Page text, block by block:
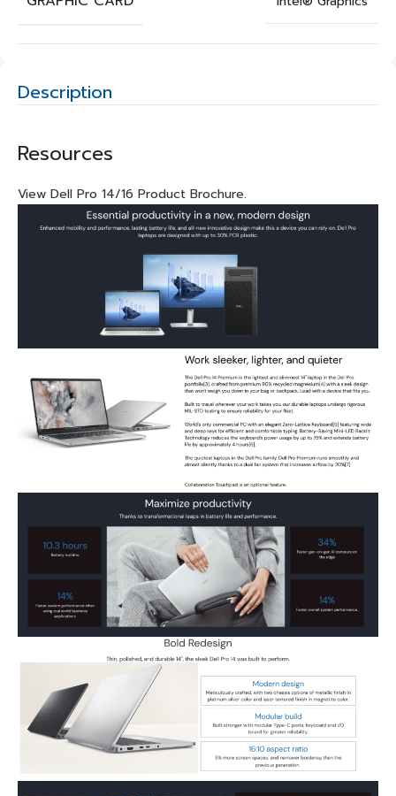
Description
Resources
View Dell Pro 14/16 Product Brochure.